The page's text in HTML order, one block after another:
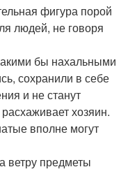
фигура порой
людей, не говоря
бы нахальными
сохранили в себе
и не станут
хозяин.
вполне могут
предметы